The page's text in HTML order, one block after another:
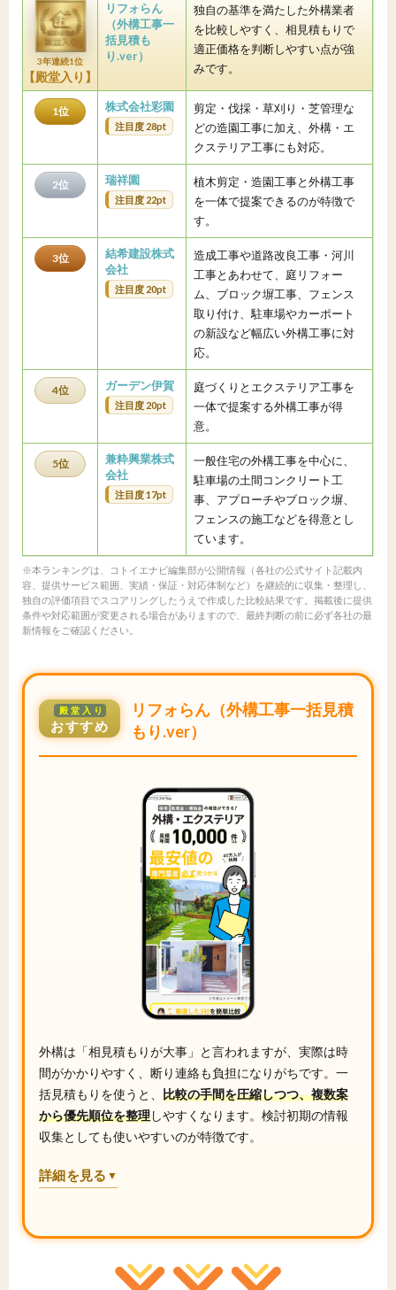
3年連続1位
【殿堂入り】
リフォらん
（外構工事一
括見積も
り.ver）
独自の基準を満たした外構業者
を比較しやすく、相見積もりで
適正価格を判断しやすい点が強
みです。
1位 株式会社彩園
注目度 28pt
剪定・伐採・草刈り・芝管理な
どの造園工事に加え、外構・エ
クステリア工事にも対応。
2位 瑞祥園
注目度 22pt
植木剪定・造園工事と外構工事
を一体で提案できるのが特徴で
す。
3位
結希建設株式
会社
注目度 20pt
造成工事や道路改良工事・河川
工事とあわせて、庭リフォー
ム、ブロック塀工事、フェンス
取り付け、駐車場やカーポート
の新設など幅広い外構工事に対
応。
4位 ガーデン伊賀
注目度 20pt
庭づくりとエクステリア工事を
一体で提案する外構工事が得
意。
5位
兼粋興業株式
会社
注目度 17pt
一般住宅の外構工事を中心に、
駐車場の土間コンクリート工
事、アプローチやブロック塀、
フェンスの施工などを得意とし
ています。
※本ランキングは、コトイエナビ編集部が公開情報（各社の公式サイト記載内
容、提供サービス範囲、実績・保証・対応体制など）を継続的に収集・整理し、
独自の評価項目でスコアリングしたうえで作成した比較結果です。掲載後に提供
条件や対応範囲が変更される場合がありますので、最終判断の前に必ず各社の最
新情報をご確認ください。
殿堂入り
おすすめ
リフォらん（外構工事一括見積
もり.ver）
外構は「相見積もりが大事」と言われますが、実際は時
間がかかりやすく、断り連絡も負担になりがちです。一
括見積もりを使うと、 比較の手間を圧縮しつつ、複数案
から優先順位を整理しやすくなります。検討初期の情報
収集としても使いやすいのが特徴です。
詳細を見る ▼